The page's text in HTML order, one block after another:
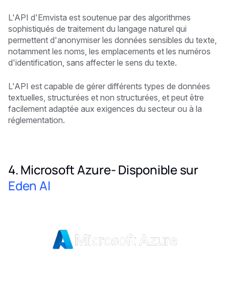
L'API d'Emvista est soutenue par des algorithmes
sophistiqués de traitement du langage naturel qui
permettent d'anonymiser les données sensibles du texte,
notamment les noms, les emplacements et les numéros
d'identification, sans affecter le sens du texte.
L'API est capable de gérer différents types de données
textuelles, structurées et non structurées, et peut être
facilement adaptée aux exigences du secteur ou à la
réglementation.
4. Microsoft Azure- Disponible sur
Eden AI